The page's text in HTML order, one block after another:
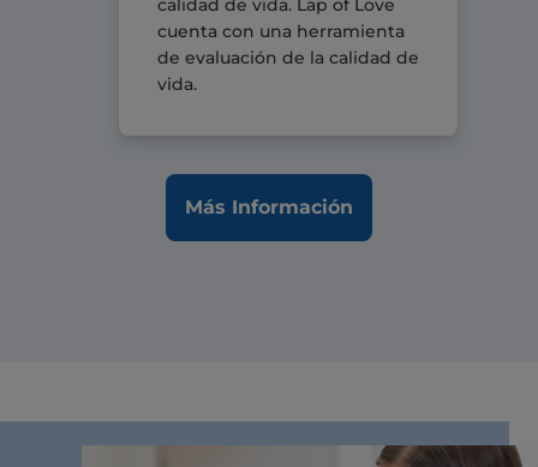
calidad de vida. Lap of Love
cuenta con una herramienta
de evaluación de la calidad de
vida.
Más Información